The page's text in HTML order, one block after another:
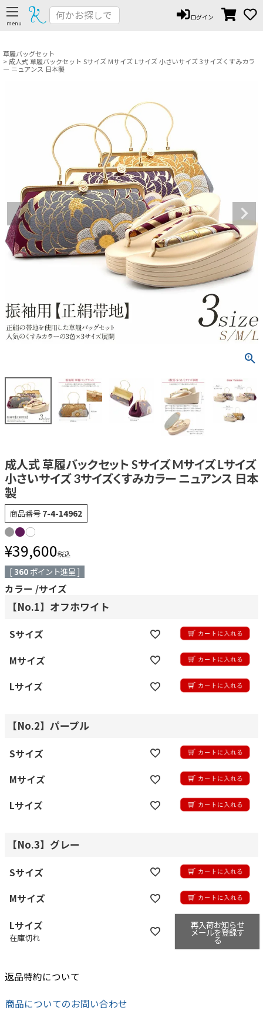
ログイン
草履バッグセット
成人式 草履バックセット Sサイズ Mサイズ Lサイズ 小さいサイズ 3サイズくすみカラ
ー ニュアンス 日本製
成人式 草履バックセット Sサイズ Mサイズ Lサイズ
小さいサイズ 3サイズくすみカラー ニュアンス 日本
製
商品番号 7-4-14962
¥39,600税込
[360 ポイント進呈 ]
カラー サイズ
【No.1】オフホワイト
Sサイズ
Mサイズ
Lサイズ
【No.2】パープル
Sサイズ
Mサイズ
Lサイズ
【No.3】グレー
Sサイズ
Mサイズ
Lサイズ
在庫切れ
再入荷お知らせ
メールを登録す
る
返品特約について
商品についてのお問い合わせ
ペー
ジト